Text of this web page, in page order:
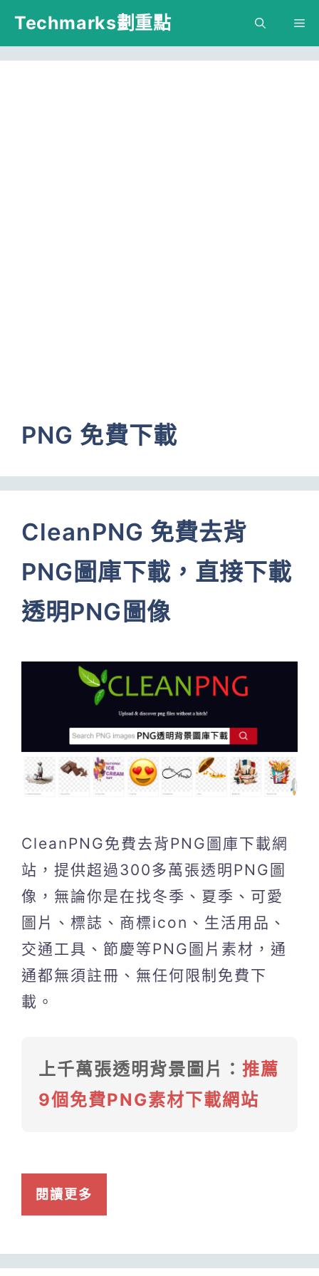
跳
主
Techmarks劃重點
PNG 免費下載
CleanPNG 免費去背
PNG圖庫下載，直接下載
透明PNG圖像
CleanPNG免費去背PNG圖庫下載網
站，提供超過300多萬張透明PNG圖
像，無論你是在找冬季、夏季、可愛
圖片、標誌、商標icon、生活用品、
交通工具、節慶等PNG圖片素材，通
通都無須註冊、無任何限制免費下
載。
上千萬張透明背景圖片： 推薦
9個免費PNG素材下載網站
閱讀更多